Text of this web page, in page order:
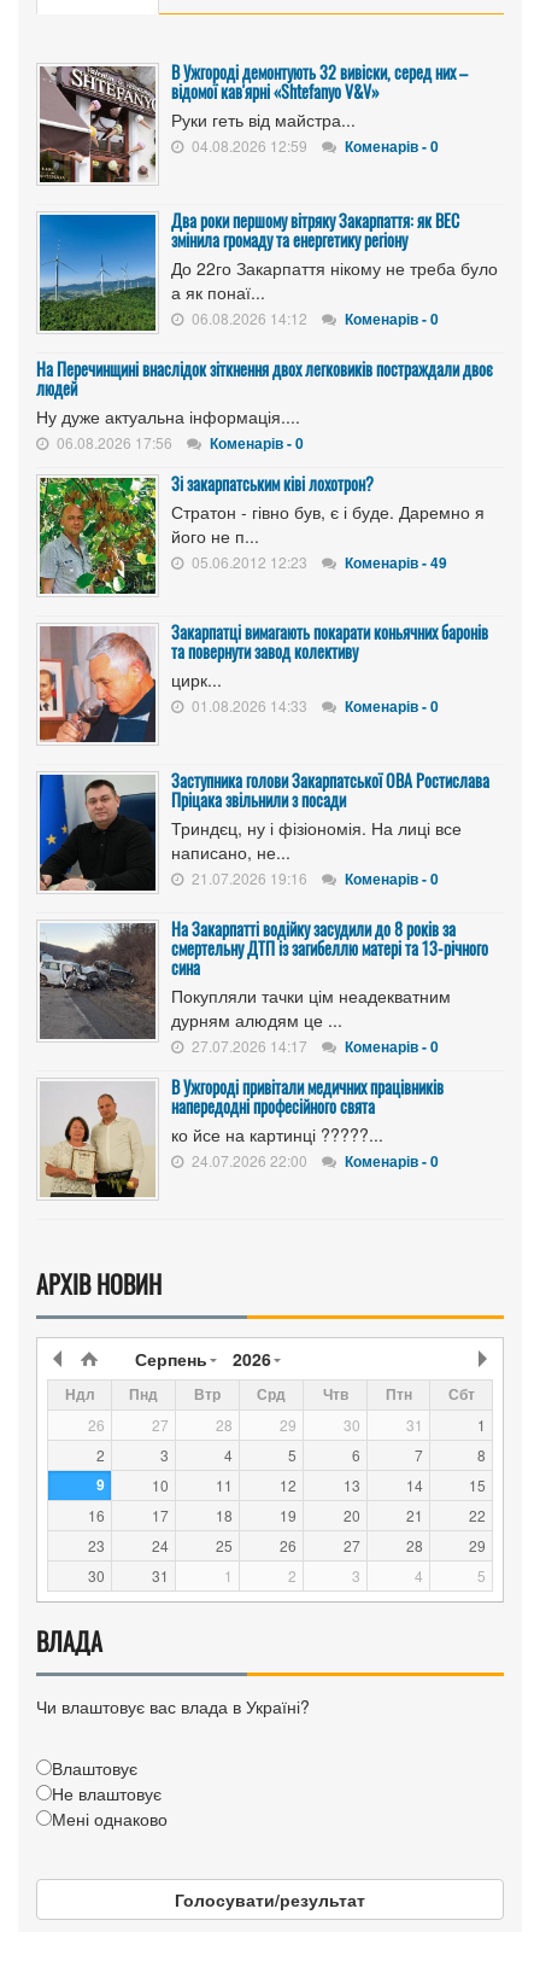
В Ужгороді демонтують 32 вивіски, серед них –
відомої кав'ярні «Shtefanyo V&V»
Руки геть від майстра...
04.08.2026 12:59 Коменарів - 0
Два роки першому вітряку Закарпаття: як ВЕС
змінила громаду та енергетику регіону
До 22го Закарпаття нікому не треба було
а як понаї...
06.08.2026 14:12 Коменарів - 0
На Перечинщині внаслідок зіткнення двох легковиків постраждали двоє
людей
Ну дуже актуальна інформація....
06.08.2026 17:56 Коменарів - 0
Зі закарпатським ківі лохотрон?
Стратон - гівно був, є і буде. Даремно я
його не п...
05.06.2012 12:23 Коменарів - 49
Закарпатці вимагають покарати коньячних баронів
та повернути завод колективу
цирк...
01.08.2026 14:33 Коменарів - 0
Заступника голови Закарпатської ОВА Ростислава
Пріцака звільнили з посади
Триндєц, ну і фізіономія. На лиці все
написано, не...
21.07.2026 19:16 Коменарів - 0
На Закарпатті водійку засудили до 8 років за
смертельну ДТП із загибеллю матері та 13-річного
сина
Покупляли тачки цім неадекватним
дурням алюдям це ...
27.07.2026 14:17 Коменарів - 0
В Ужгороді привітали медичних працівників
напередодні професійного свята
ко йсе на картинці ?????...
24.07.2026 22:00 Коменарів - 0
АРХІВ НОВИН
Серпень 2026
Ндл Пнд Втр Срд Чтв Птн Сбт
26 27 28 29 30 31
1
2
3 4 5 6 7 8
9 10 11 12 13 14
15
16
17 18 19 20 21
22
23
24 25 26 27 28
29
30
31 1 2 3 4 5
ВЛАДА
Чи влаштовує вас влада в Україні?
Влаштовує
Не влаштовує
Мені однаково
Голосувати/результат